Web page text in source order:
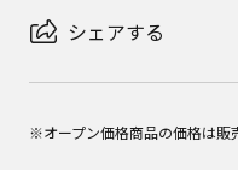
シェアする
※オープン価格商品の価格は販